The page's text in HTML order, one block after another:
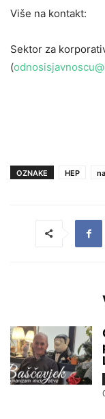
Više na kontakt:
Sektor za
(
OZNAKE HEP